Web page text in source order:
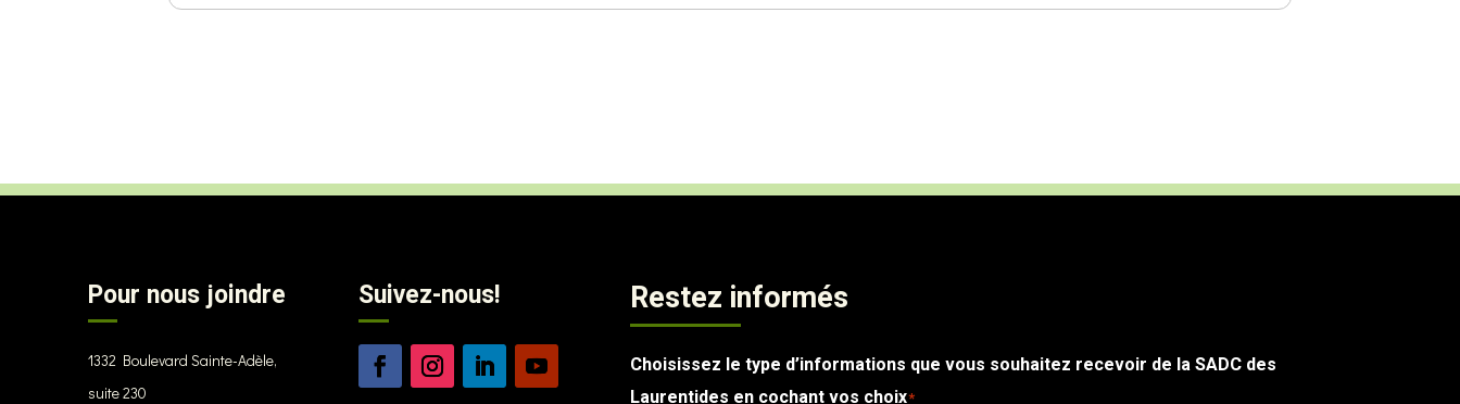
Pour nous joindre
1332 Boulevard Sainte-Adèle,
suite 230
Suivez-nous! Restez informés
Choisissez le type d’informations que vous souhaitez recevoir de la SADC des
Laurentides en cochant vos choix*